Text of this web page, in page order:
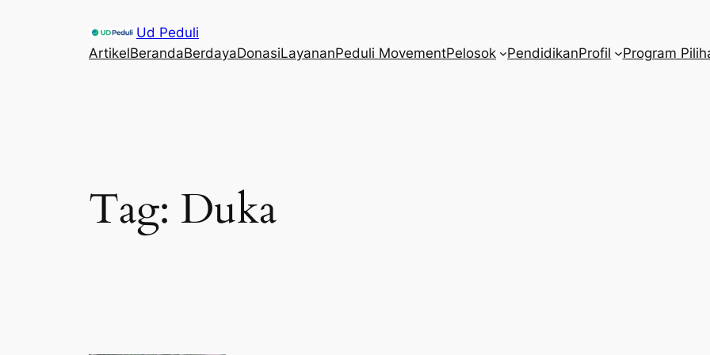
Ud Peduli
ArtikelBerandaBerdayaDonasiLayananPeduli MovementPelosok PendidikanProfil Program
Tag: Duka